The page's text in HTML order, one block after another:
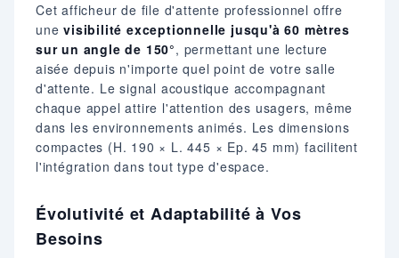
Cet afficheur de file d'attente professionnel offre
unevisibilité exceptionnelle jusqu'à 60 mètres
sur un angle de 150°, permettant une lecture
aisée depuis n'importe quel point de votre salle
d'attente. Le signal acoustique accompagnant
chaque appel attire l'attention des usagers, même
dans les environnements animés. Les dimensions
compactes (H. 190 × L. 445 × Ep. 45 mm) facilitent
l'intégration dans tout type d'espace.
Évolutivité et Adaptabilité à Vos
Besoins